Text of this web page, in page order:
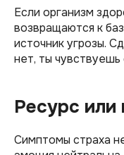
Если организм
возвращаются к
источник угрозы.
нет, ты
Ресурс или
Симптомы страха